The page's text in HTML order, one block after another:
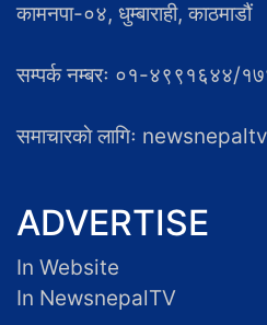
कामनपा-०४, धुम्बाराही, काठमाडौं
सम्पर्क नम्बरः ०१-४९९१६४४/
समाचारकाे लागिः
ADVERTISE
In Website
In NewsnepalTV